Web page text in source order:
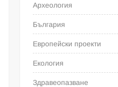
Археология
България
Европейски проекти
Екология
Здравеопазване